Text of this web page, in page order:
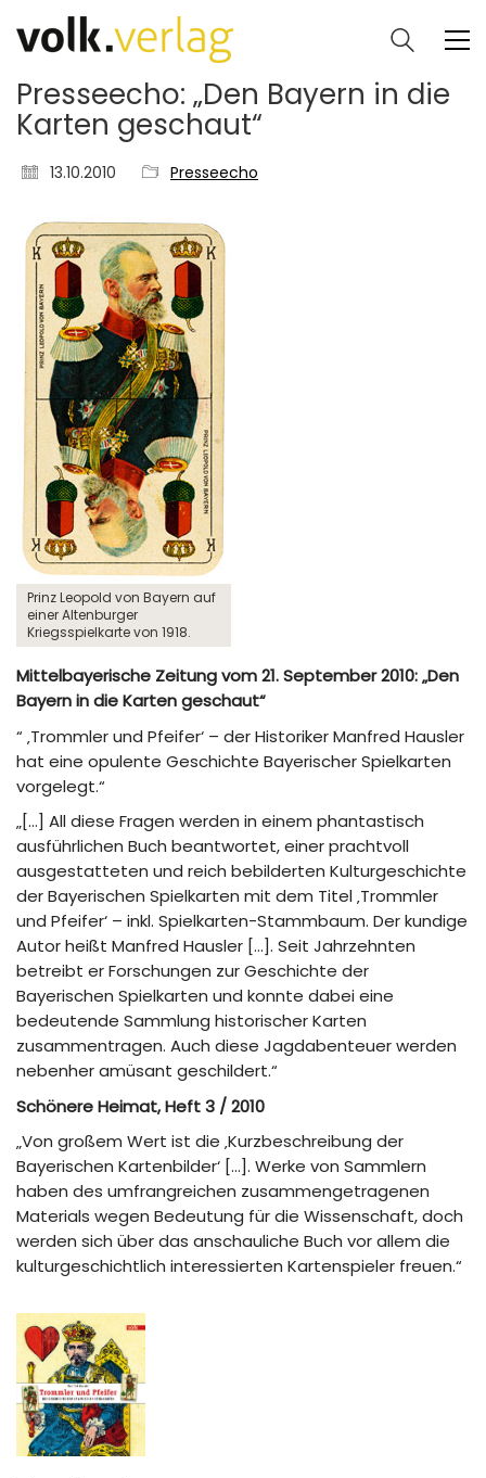
Presseecho: „Den Bayern in die
Karten geschaut“
13.10.2010 Presseecho
Prinz Leopold von Bayern auf
einer Altenburger
Kriegsspielkarte von 1918.
Mittelbayerische Zeitung vom 21. September 2010: „Den
Bayern in die Karten geschaut“
“ ‚Trommler und Pfeifer‘ – der Historiker Manfred Hausler
hat eine opulente Geschichte Bayerischer Spielkarten
vorgelegt.“
„[…] All diese Fragen werden in einem phantastisch
ausführlichen Buch beantwortet, einer prachtvoll
ausgestatteten und reich bebilderten Kulturgeschichte
der Bayerischen Spielkarten mit dem Titel ‚Trommler
und Pfeifer‘ – inkl. Spielkarten-Stammbaum. Der kundige
Autor heißt Manfred Hausler […]. Seit Jahrzehnten
betreibt er Forschungen zur Geschichte der
Bayerischen Spielkarten und konnte dabei eine
bedeutende Sammlung historischer Karten
zusammentragen. Auch diese Jagdabenteuer werden
nebenher amüsant geschildert.“
Schönere Heimat, Heft 3 / 2010
„Von großem Wert ist die ‚Kurzbeschreibung der
Bayerischen Kartenbilder‘ […]. Werke von Sammlern
haben des umfrangreichen zusammengetragenen
Materials wegen Bedeutung für die Wissenschaft, doch
werden sich über das anschauliche Buch vor allem die
kulturgeschichtlich interessierten Kartenspieler freuen.“